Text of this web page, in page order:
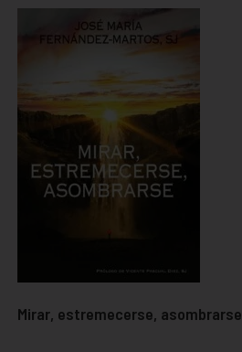
Mirar, estremecerse, asombrarse